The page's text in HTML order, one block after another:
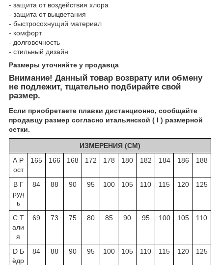
- защита от воздействия хлора
- защита от выцветания
- быстросохнущий материал
- комфорт
- долговечность
- стильный дизайн
Размеры уточняйте у продавца
Внимание! Данный товар возврату или обмену
не подлежит, тщательно подбирайте свой
размер.
Если приобретаете плавки дистанционно, сообщайте
продавцу размер согласно итальянской ( I ) размерной
сетки.
ИЗМЕРЕНИЯ (СМ)
А Р
ост
165 166 168 172 178 180 182 184 186 188
B Г
руд
ь
84 88 90 95 100 105 110 115 120 125
C Т
али
я
69 73 75 80 85 90 95 100 105 110
D Б
ёдр
84 88 90 95 100 105 110 115 120 125